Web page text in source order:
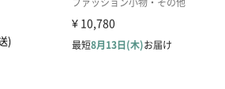
)